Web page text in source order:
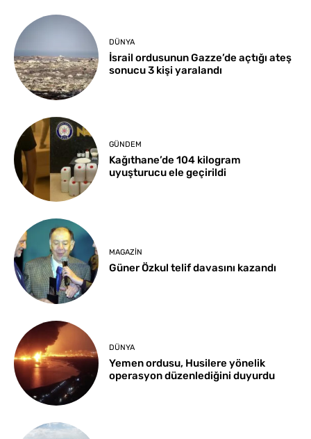
DÜNYA
İsrail ordusunun Gazze’de açtığı ateş
sonucu 3 kişi yaralandı
GÜNDEM
Kağıthane’de 104 kilogram
uyuşturucu ele geçirildi
MAGAZIN
Güner Özkul telif davasını kazandı
DÜNYA
Yemen ordusu, Husilere yönelik
operasyon düzenlediğini duyurdu